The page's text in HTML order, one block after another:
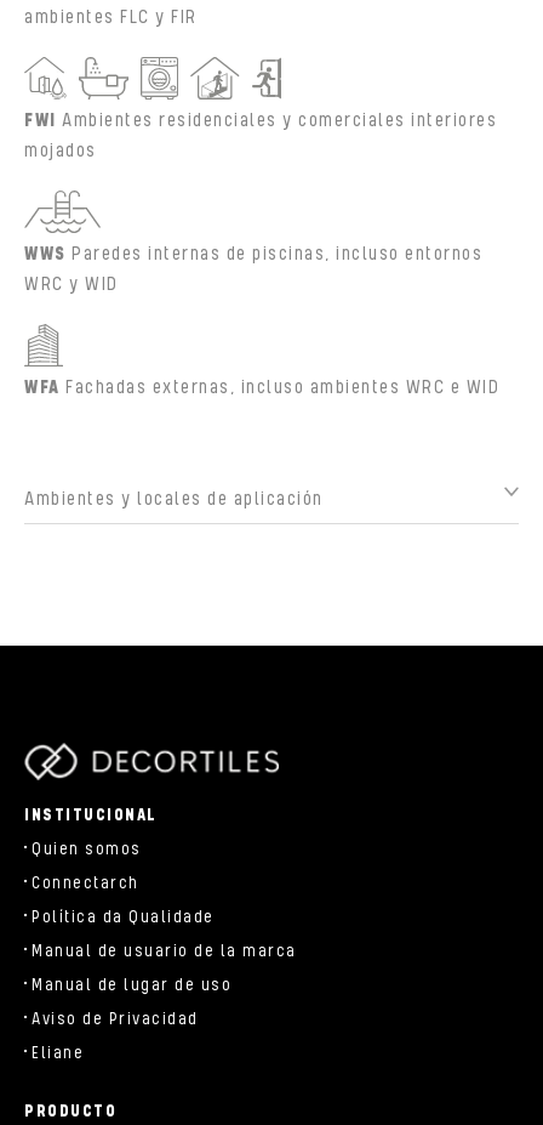
ambientes FLC y FIR
FWI Ambientes residenciales y comerciales interiores
mojados
WWS Paredes internas de piscinas, incluso entornos
WRC y WID
WFA Fachadas externas, incluso ambientes WRC e WID
Ambientes y locales de aplicación
INSTITUCIONAL
Quien somos
Connectarch
Política da Qualidade
Manual de usuario de la marca
Manual de lugar de uso
Aviso de Privacidad
Eliane
PRODUCTO